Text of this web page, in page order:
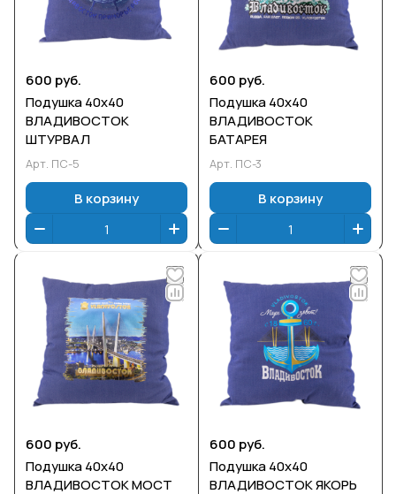
600 руб.
Подушка 40х40
ВЛАДИВОСТОК
ШТУРВАЛ
Арт. ПС-5
В корзину
600 руб.
Подушка 40х40
ВЛАДИВОСТОК
БАТАРЕЯ
Арт. ПС-3
В корзину
600 руб.
Подушка 40х40
ВЛАДИВОСТОК МОСТ
600 руб.
Подушка 40х40
ВЛАДИВОСТОК ЯКОРЬ